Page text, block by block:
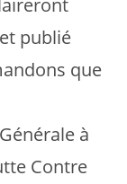
publié
que
à
Contre